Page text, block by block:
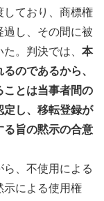
しており、商標権
し、その間に被
。判決では、 本
のであるから、
ことは当事者間の
定し、移転登録が
る旨の黙示の合意
、不使用による
示による使用権